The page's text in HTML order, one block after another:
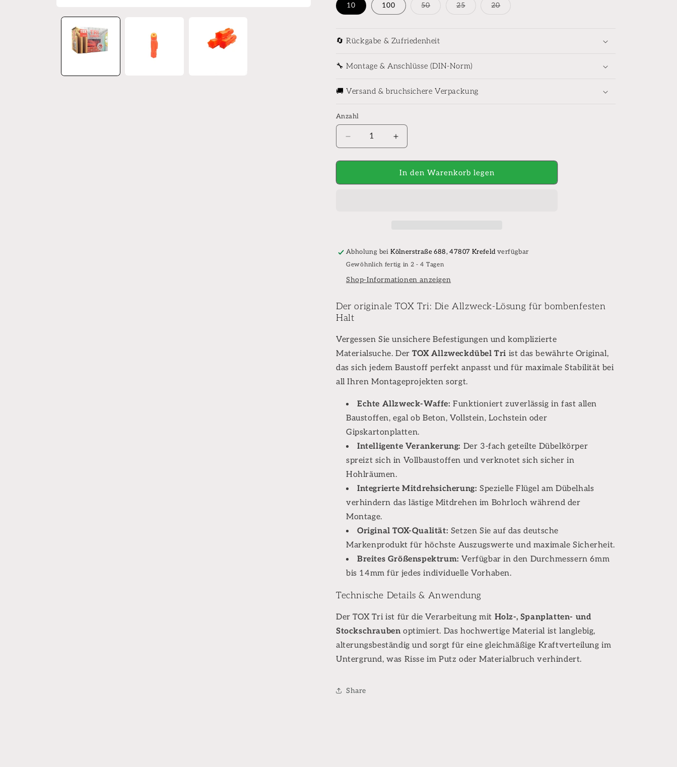
10 100 50Variante25Variante20Variante
🔄 Rückgabe & Zufriedenheit
🔧 Montage & Anschlüsse (DIN-Norm)
🚚 Versand & bruchsichere Verpackung
Anzahl
Anzahl
Verringere
die
Menge
Tox
Das
Orginal
von
Tox
6-
14mm
Erhöhe
die
Menge
für
Tox
Das
Orginal
von
Tox
6-
In den Warenkorb legen
Abholung beiKölnerstraße 688, 47807 Krefeldverfügbar
Gewöhnlich fertig in 2 - 4 Tagen
Shop-Informationen anzeigen
Der originale TOX Tri: Die Allzweck-Lösung für bombenfesten
Halt
Vergessen Sie unsichere Befestigungen und komplizierte
Materialsuche. DerTOX Allzweckdübel Tri ist das bewährte Original,
das sich jedem Baustoff perfekt anpasst und für maximale Stabilität bei
all Ihren Montageprojekten sorgt.
Echte Allzweck-Waffe: Funktioniert zuverlässig in fast allen
Baustoffen, egal ob Beton, Vollstein, Lochstein oder
Gipskartonplatten.
Intelligente Verankerung: Der 3-fach geteilte Dübelkörper
spreizt sich in Vollbaustoffen und verknotet sich sicher in
Hohlräumen.
Integrierte Mitdrehsicherung: Spezielle Flügel am Dübelhals
verhindern das lästige Mitdrehen im Bohrloch während der
Montage.
Original TOX-Qualität: Setzen Sie auf das deutsche
Markenprodukt für höchste Auszugswerte und maximale Sicherheit.
Breites Größenspektrum: Verfügbar in den Durchmessern 6mm
bis 14mm für jedes individuelle Vorhaben.
Technische Details & Anwendung
Der TOX Tri ist für die Verarbeitung mit Holz-, Spanplatten- und
Stockschrauben optimiert. Das hochwertige Material ist langlebig,
alterungsbeständig und sorgt für eine gleichmäßige Kraftverteilung im
Untergrund, was Risse im Putz oder Materialbruch verhindert.
Share